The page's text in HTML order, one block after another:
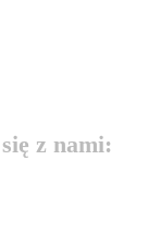
z nami: